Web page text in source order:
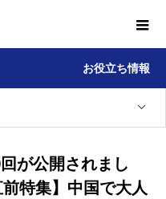
お役立ち情報
が公開されまし
特集】中国で大人